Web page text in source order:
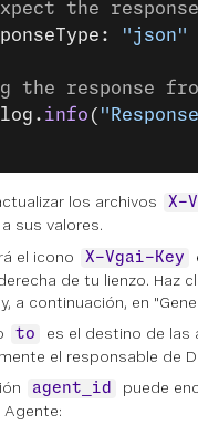
the
"json"
the response
info (
los archivos X-
a sus valores.
el icono
X-Vgai-Key
de tu lienzo. Haz
a continuación, en
to
es el destino de las
el responsable de
agent_id
puede